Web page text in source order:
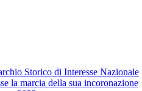
Storico di Interesse Nazionale
la marcia della sua incoronazione